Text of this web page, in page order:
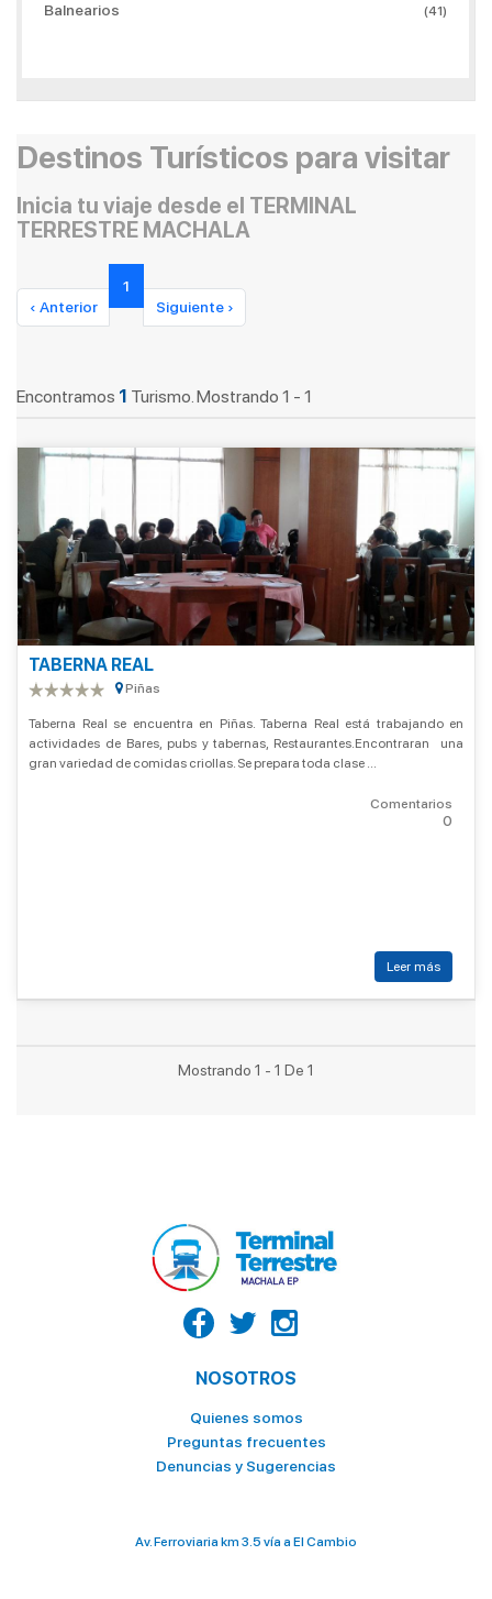
Balnearios (41)
Destinos Turísticos para visitar
Inicia tu viaje desde el TERMINAL
TERRESTRE MACHALA
‹ Anterior
1
Siguiente ›
Encontramos 1 Turismo. Mostrando 1 - 1
TABERNA REAL
Piñas
Taberna Real se encuentra en Piñas. Taberna Real está trabajando en
actividades de Bares, pubs y tabernas, Restaurantes.Encontraran una
gran variedad de comidas criollas. Se prepara toda clase ...
Comentarios
0
Leer más
Mostrando 1 - 1 De 1
NOSOTROS
Quienes somos
Preguntas frecuentes
Denuncias y Sugerencias
Av. Ferroviaria km 3.5 vía a El Cambio